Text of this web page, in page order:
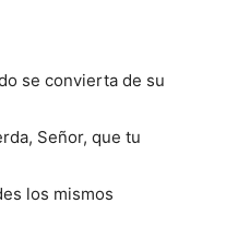
se convierta de su
Señor, que tu
los mismos